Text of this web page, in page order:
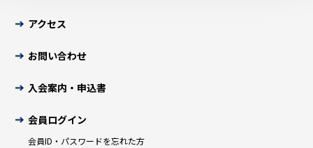
アクセス
お問い合わせ
入会案内・申込書
会員ログイン
会員ID・パスワードを忘れた方